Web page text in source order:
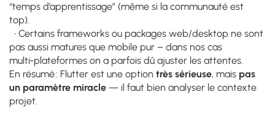
“temps d’apprentissage” (même si la communauté est
top).
• Certains frameworks ou packages web/desktop ne sont
pas aussi matures que mobile pur – dans nos cas
multi‑plateformes on a parfois dû ajuster les attentes.
En résumé : Flutter est une option très sérieuse, mais pas
un paramètre miracle — il faut bien analyser le contexte
projet.